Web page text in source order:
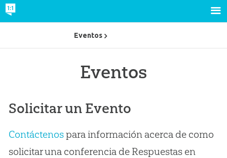
Eventos
Solicitar un Evento
Contáctenospara información acerca de como
solicitar una conferencia de Respuestas en
Eventos